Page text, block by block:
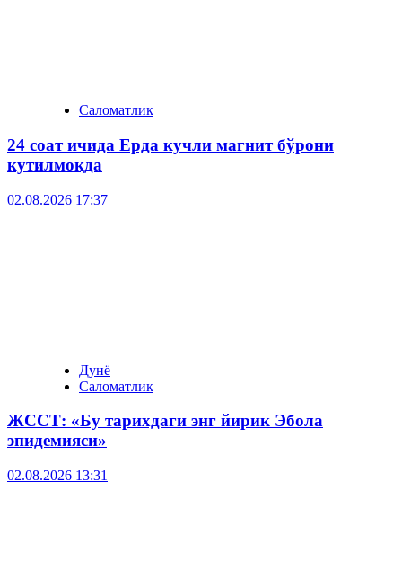
Саломатлик
24 соат ичида Ерда кучли магнит бўрони
кутилмоқда
02.08.2026 17:37
Дунё
Саломатлик
ЖССТ: «Бу тарихдаги энг йирик Эбола
эпидемияси»
02.08.2026 13:31